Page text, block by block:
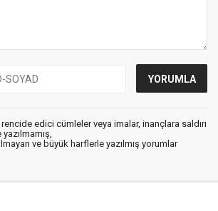
edici cümleler veya imalar, inançlara saldırı
ve büyük harflerle yazılmış yorumlar